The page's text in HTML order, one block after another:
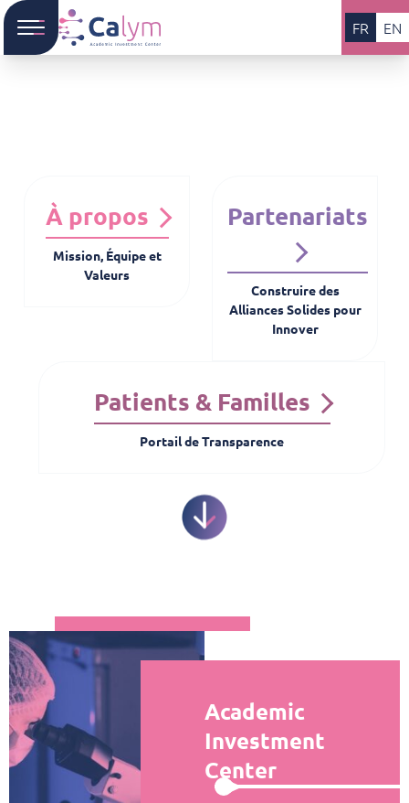
FR EN
À propos
Mission, Équipe et
Valeurs
Partenariats
Construire des
Alliances Solides pour
Innover
Patients & Familles
Portail de Transparence
Academic
Investment
Center